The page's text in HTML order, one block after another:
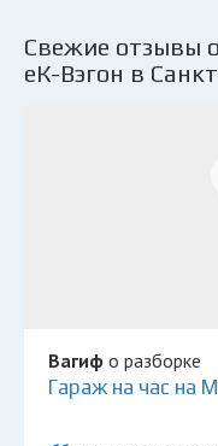
Свежие отзывы
еК-Вэгон в
Вагиф о разборке
Гараж на час на